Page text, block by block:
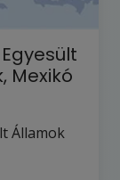
Egyesült
Mexikó
Államok